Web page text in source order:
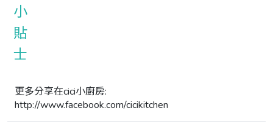
更多分享在cici小廚房:
http://www.facebook.com/cicikitchen